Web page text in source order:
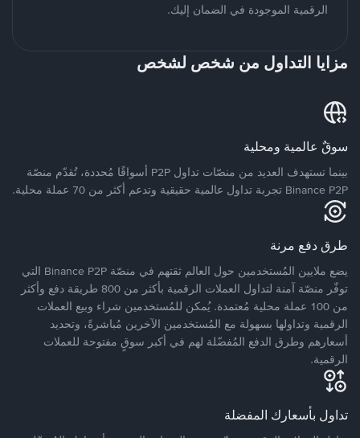
الرقمية الموجودة في الضمان إليك.
مزايا التداول من شخص لشخص
سوقٌ عالمية ومحلية
بينما تستهدف العديد من منصّات تداول P2P أسواقًا مُحددة، تُقدّم منصّة
Binance P2P تجربة تداول عالمية حقيقية وتدعم أكثر من 70 عملة محلية.
طرق دفع مرنة
يضع ملايين المُستخدمين حول العالم ثقتهم في منصّة Binance P2P التي
توفّر منصّة آمنة لتداول العملات الرقمية بأكثر من 800 طريقة دفع وأكثر
من 100 عملة محلية مُعتمدة. يُمكن للمُستخدمين شراء وبيع العملات
الرقمية وتداولها بسهولة مع المُستخدمين الآخرين مُباشرةً، وتحديد
أسعارهم وطرق الدفع المُفضّلة لهم في أكبر سوقٍ مفتوحة للعملات
الرقمية.
تداول بأسعارك المفضلة